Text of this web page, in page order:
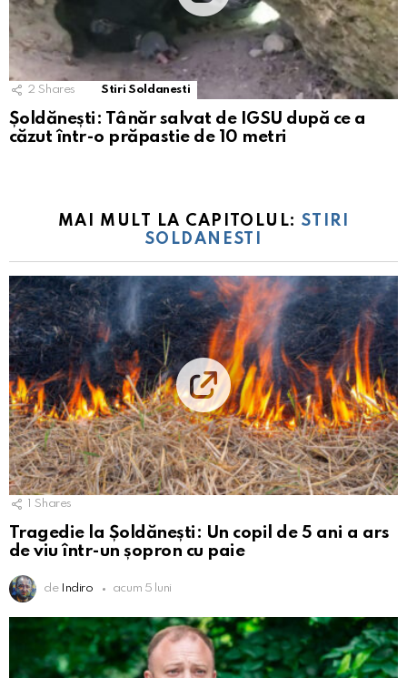
2 Shares Stiri Soldanesti
Șoldănești: Tânăr salvat de IGSU după ce a
căzut într-o prăpastie de 10 metri
MAI MULT LA CAPITOLUL:STIRI
SOLDANESTI
1 Shares
Tragedie la Șoldănești: Un copil de 5 ani a ars
de viu într-un șopron cu paie
de Indiro acum 5 luni